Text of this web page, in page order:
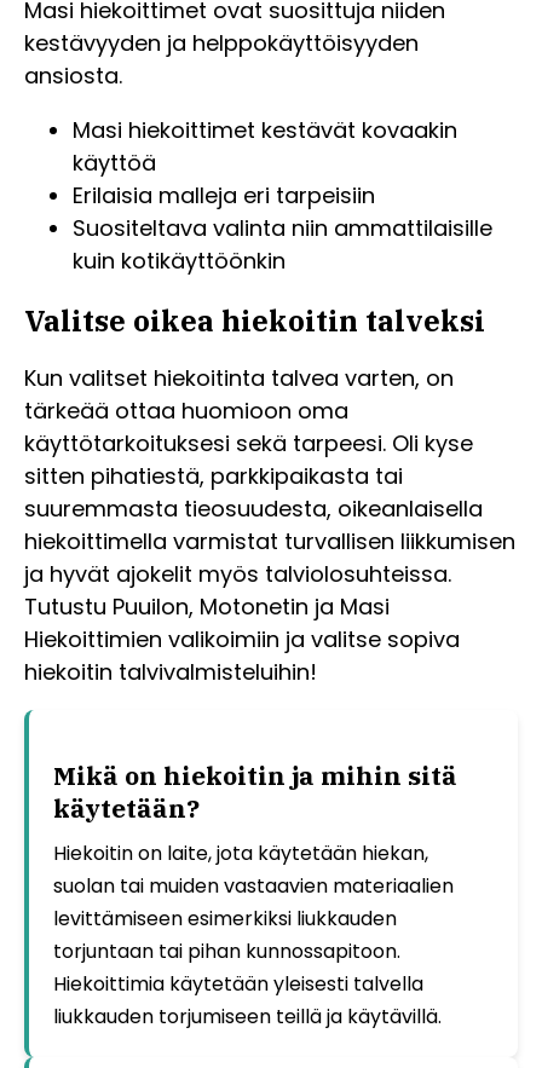
Masi hiekoittimet ovat suosittuja niiden
kestävyyden ja helppokäyttöisyyden
ansiosta.
Masi hiekoittimet kestävät kovaakin
käyttöä
Erilaisia malleja eri tarpeisiin
Suositeltava valinta niin ammattilaisille
kuin kotikäyttöönkin
Valitse oikea hiekoitin talveksi
Kun valitset hiekoitinta talvea varten, on
tärkeää ottaa huomioon oma
käyttötarkoituksesi sekä tarpeesi. Oli kyse
sitten pihatiestä, parkkipaikasta tai
suuremmasta tieosuudesta, oikeanlaisella
hiekoittimella varmistat turvallisen liikkumisen
ja hyvät ajokelit myös talviolosuhteissa.
Tutustu Puuilon, Motonetin ja Masi
Hiekoittimien valikoimiin ja valitse sopiva
hiekoitin talvivalmisteluihin!
Mikä on hiekoitin ja mihin sitä
käytetään?
Hiekoitin on laite, jota käytetään hiekan,
suolan tai muiden vastaavien materiaalien
levittämiseen esimerkiksi liukkauden
torjuntaan tai pihan kunnossapitoon.
Hiekoittimia käytetään yleisesti talvella
liukkauden torjumiseen teillä ja käytävillä.